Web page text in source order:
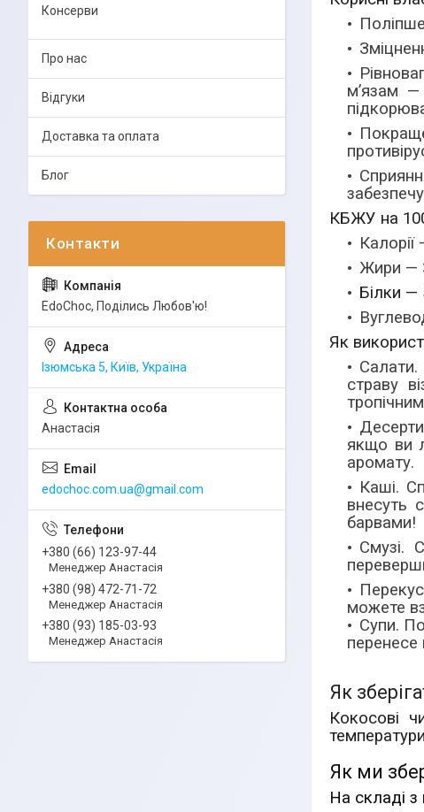
м’язам —
КБЖУ на
Жири —
Білки —
Як
Салати.
страву
якщо ви
аромату.
Каші.
внесуть
барвами!
Смузі.
можете
Супи.
перенесе
Як
Кокосові
Як ми
На складі з
Консерви
Про нас
Відгуки
Доставка та оплата
Блог
EdoСhoc, Поділись Любов'ю!
Ізюмська 5, Київ, Україна
Анастасія
edochoc.com.ua@gmail.com
+380 (66) 123-97-44
Менеджер Анастасія
+380 (98) 472-71-72
Менеджер Анастасія
+380 (93) 185-03-93
Менеджер Анастасія